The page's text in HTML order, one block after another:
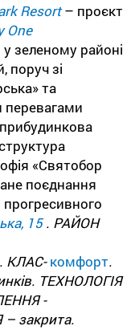
Resort – проєкт
One
зеленому районі
поруч зі
та
«Святобор
поєднання
15. РАЙОН
КЛАС-комфорт.
ТЕХНОЛОГІЯ
-
– закрита.